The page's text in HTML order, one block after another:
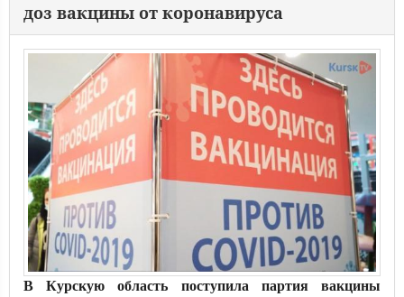
доз вакцины от коронавируса
В Курскую область поступила партия вакцины